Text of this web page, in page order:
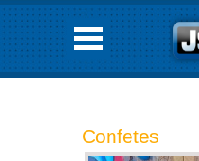
Confetes